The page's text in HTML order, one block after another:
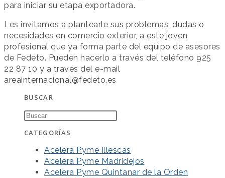
para iniciar su etapa exportadora.
Les invitamos a plantearle sus problemas, dudas o
necesidades en comercio exterior, a este joven
profesional que ya forma parte del equipo de asesores
de Fedeto. Pueden hacerlo a través del teléfono 925
22 87 10 y a través del e-mail
areainternacional@fedeto.es
BUSCAR
CATEGORÍAS
Acelera Pyme Illescas
Acelera Pyme Madridejos
Acelera Pyme Quintanar de la Orden